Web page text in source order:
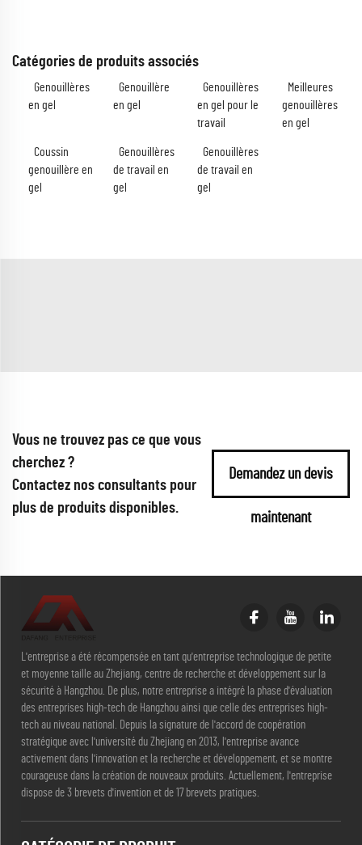
Catégories de produits associés
Genouillères
en gel
Genouillère
en gel
Genouillères
en gel pour le
travail
Meilleures
genouillères
en gel
Coussin
genouillère en
gel
Genouillères
de travail en
gel
Genouillères
de travail en
gel
Vous ne trouvez pas ce que vous
cherchez ?
Contactez nos consultants pour
plus de produits disponibles.
Demandez un devis
maintenant
L'entreprise a été récompensée en tant qu'entreprise technologique de petite
et moyenne taille au Zhejiang, centre de recherche et développement sur la
sécurité à Hangzhou. De plus, notre entreprise a intégré la phase d'évaluation
des entreprises high-tech de Hangzhou ainsi que celle des entreprises high-
tech au niveau national. Depuis la signature de l'accord de coopération
stratégique avec l'université du Zhejiang en 2013, l'entreprise avance
activement dans l'innovation et la recherche et développement, et se montre
courageuse dans la création de nouveaux produits. Actuellement, l'entreprise
dispose de 3 brevets d'invention et de 17 brevets pratiques.